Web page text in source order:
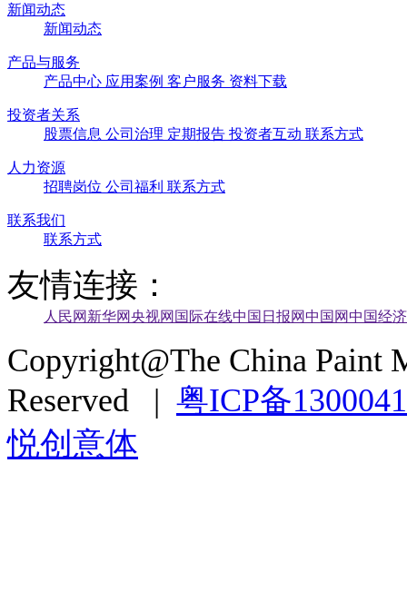
新闻动态
新闻动态
产品与服务
产品中心 应用案例 客户服务 资料下载
投资者关系
股票信息 公司治理 定期报告 投资者互动 联系方式
人力资源
招聘岗位 公司福利 联系方式
联系我们
联系方式
友情连接：
人民网 新华网央视网 国际在线中国日报网中国网中国经
Copyright@The China Paint
Reserved | 粤ICP备
悦创意体